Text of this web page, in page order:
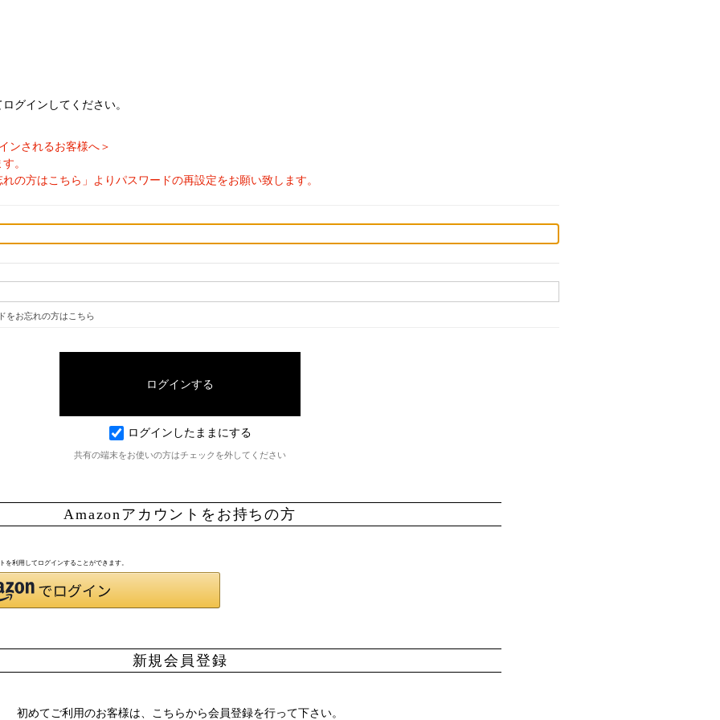
グインしてください。
ンされるお客様へ＞
。
の方はこちら」よりパスワードの再設定をお願い致します。
をお忘れの方はこちら
ログインしたままにする
共有の端末をお使いの方はチェックを外してください
Amazonアカウントをお持ちの方
を利用してログインすることができます。
新規会員登録
初めてご利用のお客様は、こちらから会員登録を行って下さい。